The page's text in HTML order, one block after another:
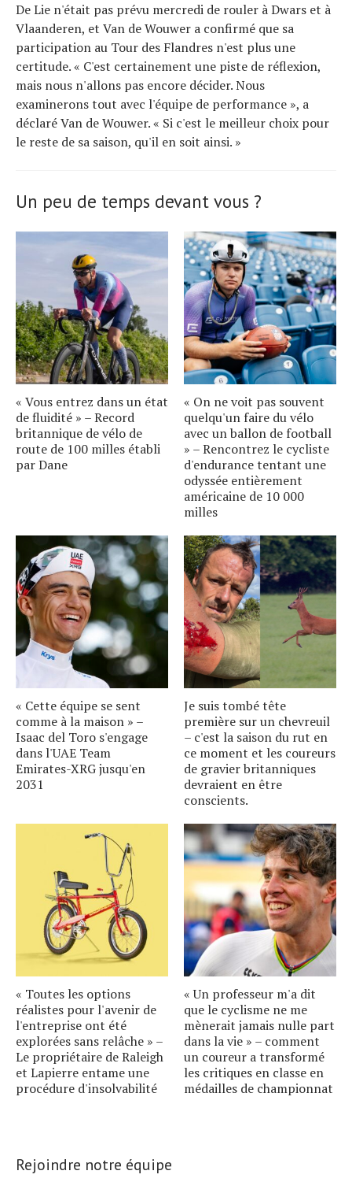
De Lie n'était pas prévu mercredi de rouler à Dwars et à
Vlaanderen, et Van de Wouwer a confirmé que sa
participation au Tour des Flandres n'est plus une
certitude. « C'est certainement une piste de réflexion,
mais nous n'allons pas encore décider. Nous
examinerons tout avec l'équipe de performance », a
déclaré Van de Wouwer. « Si c'est le meilleur choix pour
le reste de sa saison, qu'il en soit ainsi. »
Un peu de temps devant vous ?
« Vous entrez dans un état
de fluidité » – Record
britannique de vélo de
route de 100 milles établi
par Dane
« On ne voit pas souvent
quelqu'un faire du vélo
avec un ballon de football
» – Rencontrez le cycliste
d'endurance tentant une
odyssée entièrement
américaine de 10 000
milles
« Cette équipe se sent
comme à la maison » –
Isaac del Toro s'engage
dans l'UAE Team
Emirates-XRG jusqu'en
2031
Je suis tombé tête
première sur un chevreuil
– c'est la saison du rut en
ce moment et les coureurs
de gravier britanniques
devraient en être
conscients.
« Toutes les options
réalistes pour l'avenir de
l'entreprise ont été
explorées sans relâche » –
Le propriétaire de Raleigh
et Lapierre entame une
procédure d'insolvabilité
« Un professeur m'a dit
que le cyclisme ne me
mènerait jamais nulle part
dans la vie » – comment
un coureur a transformé
les critiques en classe en
médailles de championnat
Rejoindre notre équipe